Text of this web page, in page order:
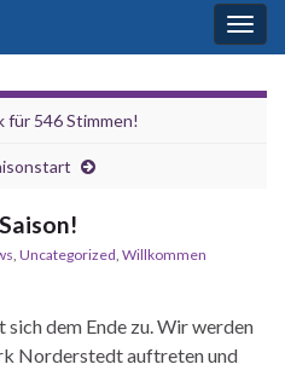
für 546 Stimmen!
Uncategorized Willkommen
dem Ende zu. Wir werden
Norderstedt auftreten und